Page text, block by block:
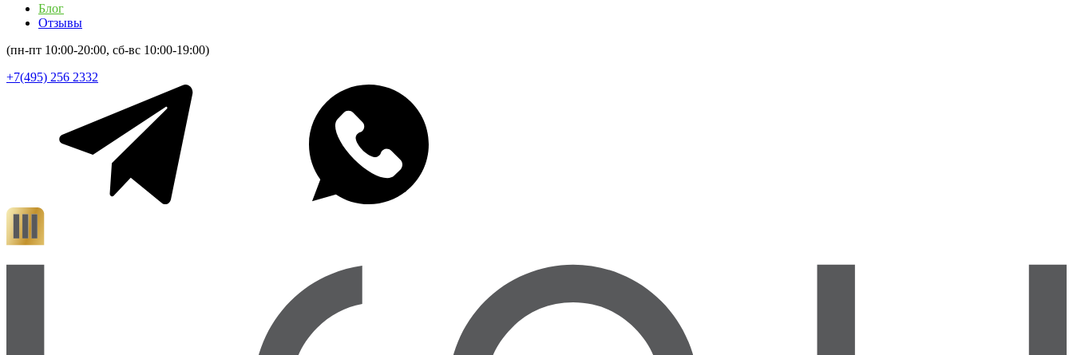
Блог
Отзывы
(пн-пт 10:00-20:00, сб-вс 10:00-19:00)
+7(495) 256 2332